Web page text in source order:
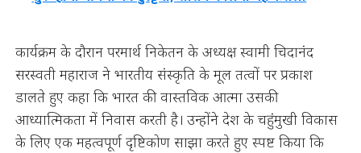
कार्यक्रम के दौरान परमार्थ निकेतन के अध्यक्ष स्वामी चिदानंद
सरस्वती महाराज ने भारतीय संस्कृति के मूल तत्वों पर प्रकाश
डालते हुए कहा कि भारत की वास्तविक आत्मा उसकी
आध्यात्मिकता में निवास करती है। उन्होंने देश के चहुंमुखी विकास
के लिए एक महत्वपूर्ण दृष्टिकोण साझा करते हुए स्पष्ट किया कि